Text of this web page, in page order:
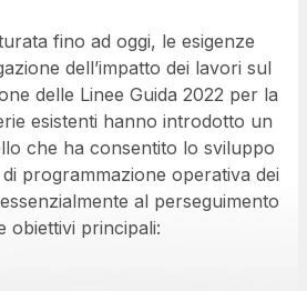
per l'integrazione di
Transport Systems
del gruppo Autostrade per
App
con la fotocamera del tuo
l’App
fino ad oggi, le esigenze
dell’impatto dei lavori sul
delle Linee Guida 2022 per la
esistenti hanno introdotto un
che ha consentito lo sviluppo
programmazione operativa dei
al perseguimento
obiettivi principali: